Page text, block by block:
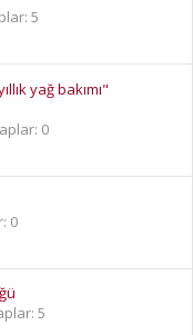
5
yağ bakımı"
0
0
5